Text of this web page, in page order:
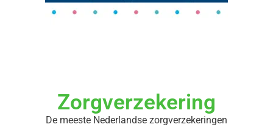
Zorgverzekering
De meeste Nederlandse zorgverzekeringen